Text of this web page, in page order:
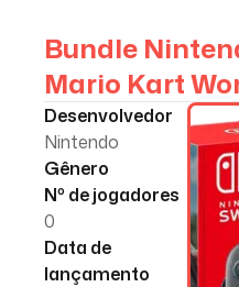
Bundle
Mario Kart
Desenvolvedor
Nintendo
Gênero
Nº de jogadores
0
Data de
lançamento